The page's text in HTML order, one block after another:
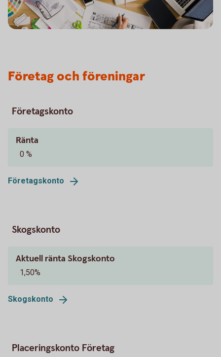
Företag och föreningar
Företagskonto
Ränta
0 %
Företagskonto
Skogskonto
Aktuell ränta Skogskonto
1,50%
Skogskonto
Placeringskonto Företag